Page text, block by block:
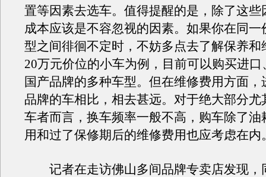
置等因素去选车。值得提醒的是，除了这些
成本应该是不容忽视的因素。如果你在同一
型之间徘徊不定时，不妨多点去了解保养和
20万元价位的小车为例，目前可以购买进
国产品牌的多种车型。但在维修费用方面，
品牌的车相比，相去甚远。对于绝大部分尤
车者而言，换车频率一般不高，购车除了油
用和过了保修期后的维修费用也应考虑在内
记者在走访佛山多间品牌专卖店发现，